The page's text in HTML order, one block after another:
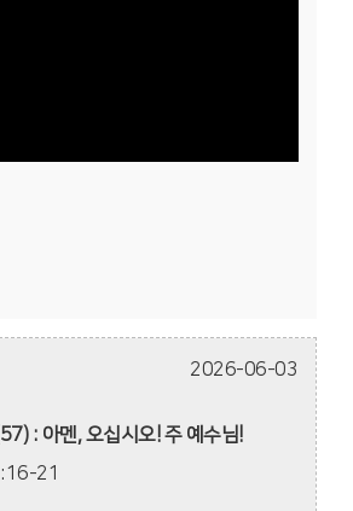
2026-06-03
: 아멘, 오십시오! 주 예수님!
21